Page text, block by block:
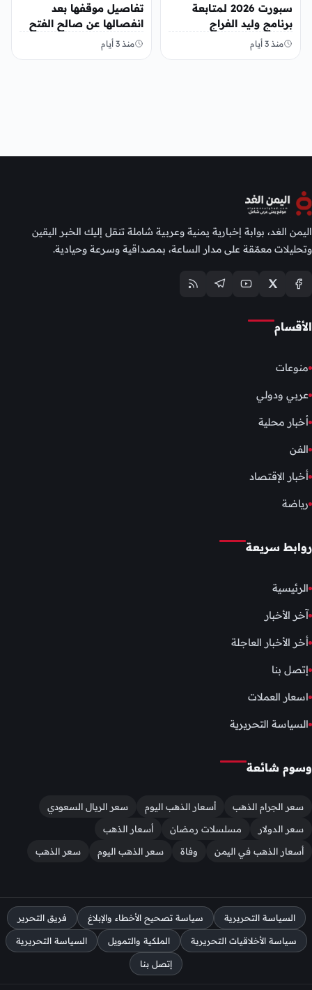
سبورت 2026 لمتابعة
برنامج وليد الفراج
منذ 3 أيام
تفاصيل موقفها بعد
انفصالها عن صالح الفتح
منذ 3 أيام
اليمن الغد، بوابة إخبارية يمنية وعربية شاملة تنقل إليك الخبر اليقين
وتحليلات معمّقة على مدار الساعة، بمصداقية وسرعة وحيادية.
الأقسام
منوعات
عربي ودولي
أخبار محلية
الفن
أخبار الإقتصاد
رياضة
روابط سريعة
الرئيسية
آخر الأخبار
أخر الأخبار العاجلة
إتصل بنا
اسعار العملات
السياسة التحريرية
وسوم شائعة
سعر الجرام الذهب أسعار الذهب اليوم
سعر الريال السعودي
سعر الدولار
مسلسلات رمضان
أسعار الذهب
أسعار الذهب في اليمن
وفاة سعر الذهب اليوم سعر الذهب
السياسة التحريرية سياسة تصحيح الأخطاء والإبلاغ فريق التحرير
سياسة الأخلاقيات التحريرية الملكية والتمويل السياسة التحريرية
إتصل بنا